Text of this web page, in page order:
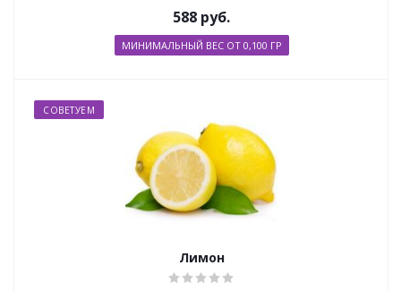
588 руб.
МИНИМАЛЬНЫЙ ВЕС ОТ 0,100 ГР
СОВЕТУЕМ
Лимон